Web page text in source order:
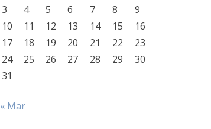
3
4 5 6 7 8
9
10
11 12 13 14 15
16
17
18 19 20 21 22
23
24
25 26 27 28 29
30
31
« Mar